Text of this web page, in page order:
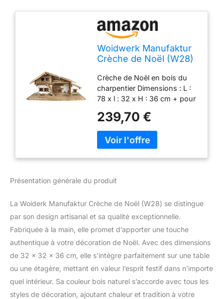
Woidwerk Manufaktur
Crèche de Noël (W28)
Crèche de Noël -
Crèche de table
Crèche de Noël en bois du
charpentier Dimensions : L :
78 x l : 32 x H : 36 cm + pour
Avec de nombreux petits
détails, ces crèches attirent
tous les regards. De
magnifiques toits,
mangeoires, fenêtres et
que quelques-uns. Les
décorées avec du foin, des
pierres, de la mousse, etc.
donné que les maisons sont
faites à la main, elles peuvent
différer légèrement des
images.
239,70 €
Présentation générale du produit
La Woiderk Manufaktur Crèche de Noël (W28) se distingue
par son design artisanal et sa qualité exceptionnelle.
Fabriquée à la main, elle promet d’apporter une touche
authentique à votre décoration de Noël. Avec des dimensions
de 32 x 32 x 36 cm, elle s’intègre parfaitement sur une table
ou une étagère, mettant en valeur l’esprit festif dans n’importe
quel intérieur. Sa couleur bois naturel s’accorde avec tous les
styles de décoration, ajoutant chaleur et tradition à votre